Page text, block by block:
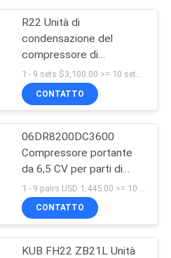
della
a
14
R22 Unità di
condensazione del
compressore di
refrigerazione KUB
FH120 4TES-12H 4TCS-
12.2 4TES-12
CONTATTO
06DR8200DC3600
Compressore portante
da 6,5 CV per parti di
refrigerazione
CONTATTO
KUB FH22 ZB21L Unità